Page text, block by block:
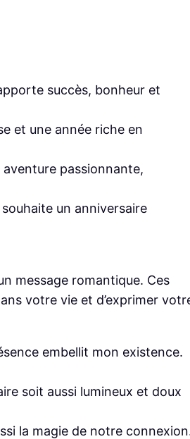
succès, bonheur et
et une année riche en
passionnante,
un anniversaire
message romantique. Ces
votre vie et d’exprimer
embellit mon existence.
soit aussi lumineux et doux
la magie de notre